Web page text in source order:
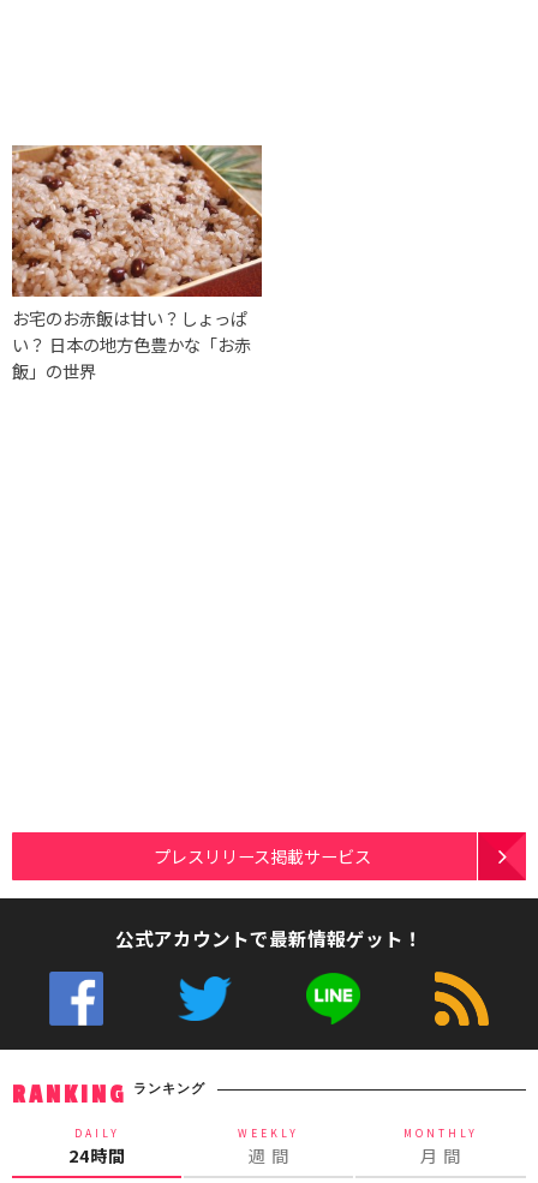
お宅のお赤飯は甘い？しょっぱ
い？ 日本の地方色豊かな「お赤
飯」の世界
プレスリリース掲載サービス
公式アカウントで最新情報ゲット！
RANKING ランキング
DAILY
24時間
WEEKLY
週 間
MONTHLY
月 間